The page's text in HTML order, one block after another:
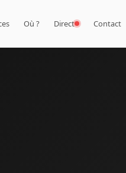
Où ? Direct Contact